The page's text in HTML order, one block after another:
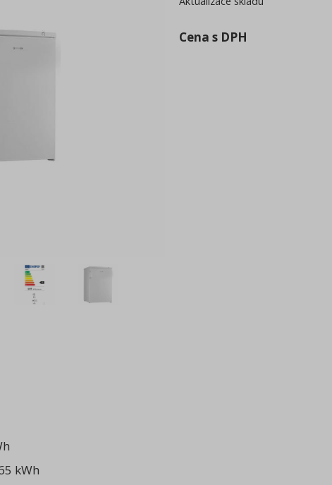
Cena s DPH
kWh